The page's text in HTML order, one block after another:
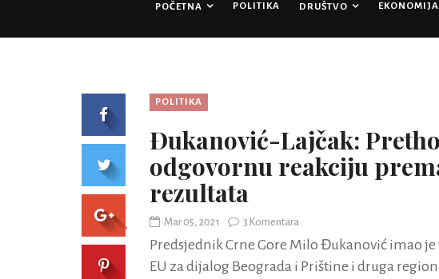
POČETNA POLITIKA DRUŠTVO EKONOMIJA
POLITIKA
Đukanović-Lajčak:
odgovornu reakciju
rezultata
Mar 05, 2021 3 Komentara
Predsjednik Crne Gore Milo Đukanović imao
EU za dijalog Beograda i Prištine i druga